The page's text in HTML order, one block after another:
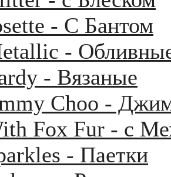
- С Бантом
-
- Вязаные
Choo -
Fox Fur - с
- Паетки